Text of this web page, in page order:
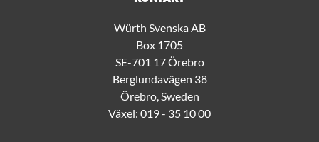
Würth Svenska AB
Box 1705
SE-701 17 Örebro
Berglundavägen 38
Örebro, Sweden
Växel: 019 - 35 10 00